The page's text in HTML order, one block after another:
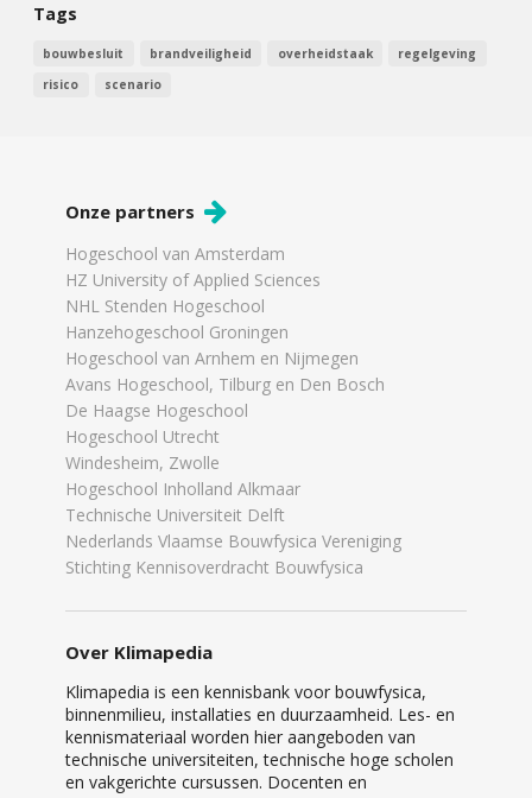
Tags
bouwbesluit brandveiligheid overheidstaak
regelgeving
risico
scenario
Onze partners
Hogeschool van Amsterdam
HZ University of Applied Sciences
NHL Stenden Hogeschool
Hanzehogeschool Groningen
Hogeschool van Arnhem en Nijmegen
Avans Hogeschool, Tilburg en Den Bosch
De Haagse Hogeschool
Hogeschool Utrecht
Windesheim, Zwolle
Hogeschool Inholland Alkmaar
Technische Universiteit Delft
Nederlands Vlaamse Bouwfysica Vereniging
Stichting Kennisoverdracht Bouwfysica
Over Klimapedia
Klimapedia is een kennisbank voor bouwfysica,
binnenmilieu, installaties en duurzaamheid. Les- en
kennismateriaal worden hier aangeboden van
technische universiteiten, technische hoge scholen
en vakgerichte cursussen. Docenten en